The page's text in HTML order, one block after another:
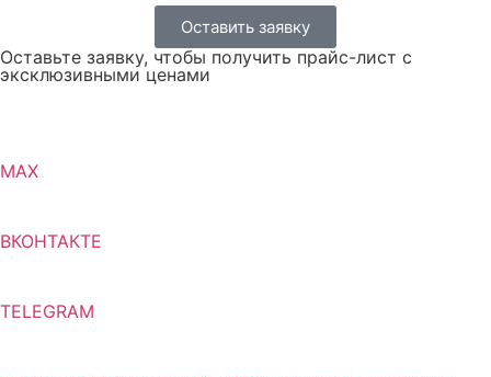
Оставить заявку
Оставьте заявку, чтобы получить прайс-лист с
эксклюзивными ценами
MAX
ВКОНТАКТЕ
TELEGRAM